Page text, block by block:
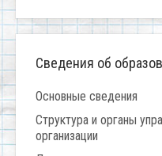
Сведения об
Основные сведения
Структура и органы
организации